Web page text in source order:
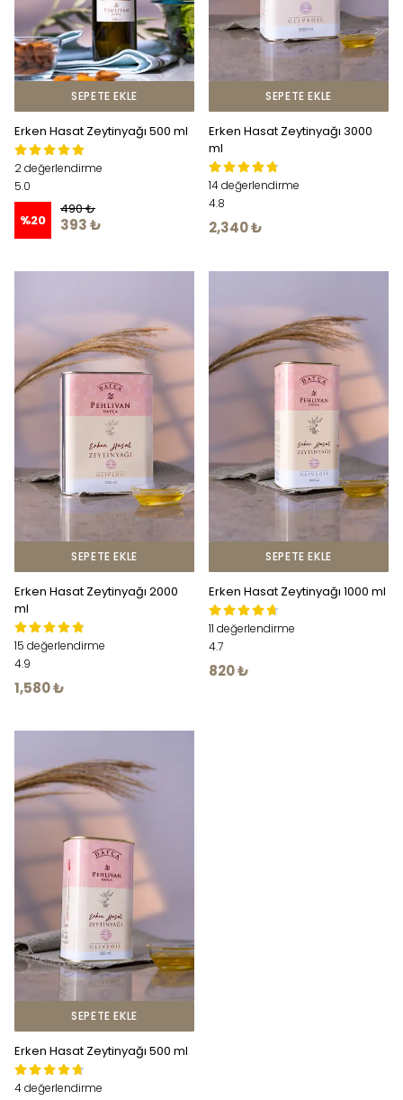
SEPETE EKLE
Erken Hasat Zeytinyağı 500 ml
2 değerlendirme
5.0
%20
490 ₺
393 ₺
SEPETE EKLE
Erken Hasat Zeytinyağı 3000
ml
14 değerlendirme
4.8
2,340 ₺
SEPETE EKLE
Erken Hasat Zeytinyağı 2000
ml
15 değerlendirme
4.9
1,580 ₺
SEPETE EKLE
Erken Hasat Zeytinyağı 1000 ml
11 değerlendirme
4.7
820 ₺
SEPETE EKLE
Erken Hasat Zeytinyağı 500 ml
4 değerlendirme